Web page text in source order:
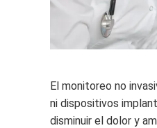
El monitoreo no
ni dispositivos
disminuir el dolor y